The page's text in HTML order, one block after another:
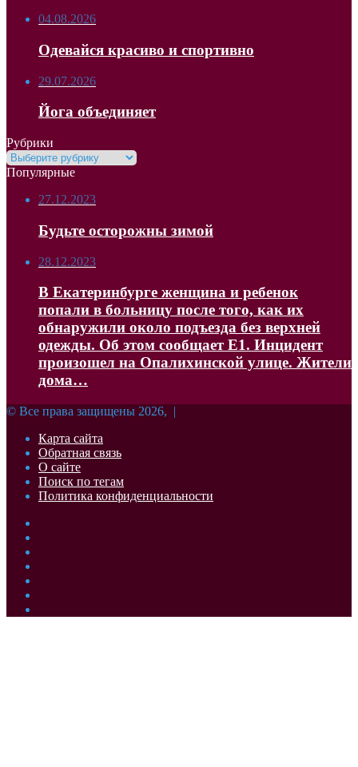
04.08.2026
Одевайся красиво и спортивно
29.07.2026
Йога объединяет
Рубрики
Рубрики
Популярные
27.12.2023
Будьте осторожны зимой
28.12.2023
В Екатеринбурге женщина и ребенок
попали в больницу после того, как их
обнаружили около подъезда без верхней
одежды. Об этом сообщает Е1. Инцидент
произошел на Опалихинской улице. Жители
дома…
© Все права защищены 2026, |
Карта сайта
Обратная связь
О сайте
Поиск по тегам
Политика конфиденциальности